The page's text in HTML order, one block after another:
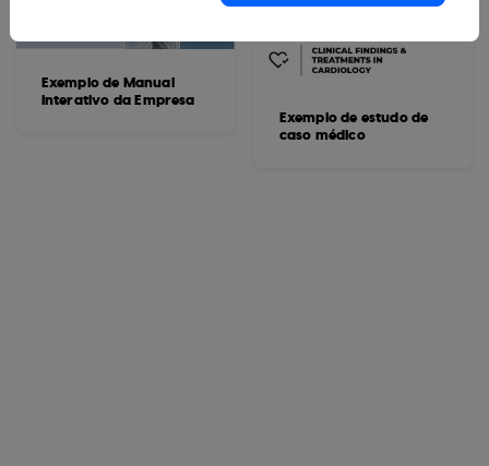
Exemplo de Manual
Interativo da Empresa
Exemplo de estudo de
caso médico